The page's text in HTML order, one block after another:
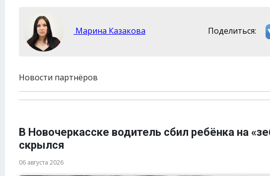
Марина Казакова Поделиться:
Новости партнёров
В Новочеркасске водитель сбил ребёнка на
скрылся
06 августа 2026